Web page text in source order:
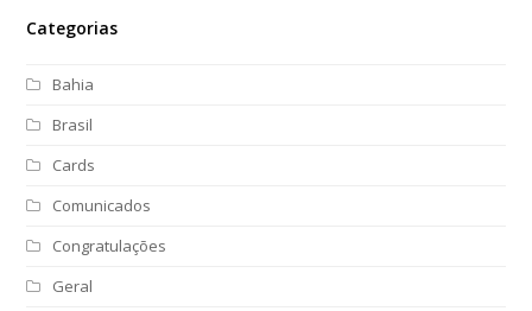
Categorias
Bahia
Brasil
Cards
Comunicados
Congratulações
Geral